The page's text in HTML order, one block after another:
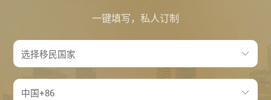
一键填写，私人订制